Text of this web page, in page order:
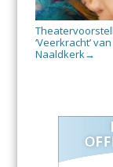
‘Veerkracht’
Naaldkerk→